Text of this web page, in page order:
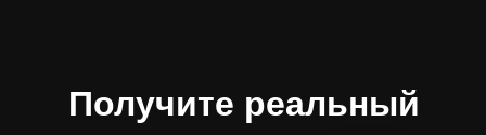
Получите реальный